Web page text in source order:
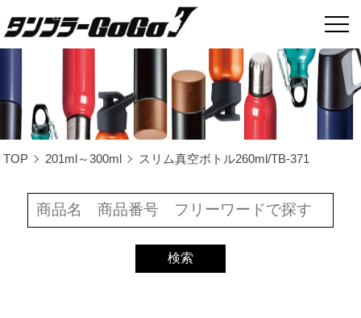
TOP 201ml～300ml スリム真空ボトル260ml/TB-371